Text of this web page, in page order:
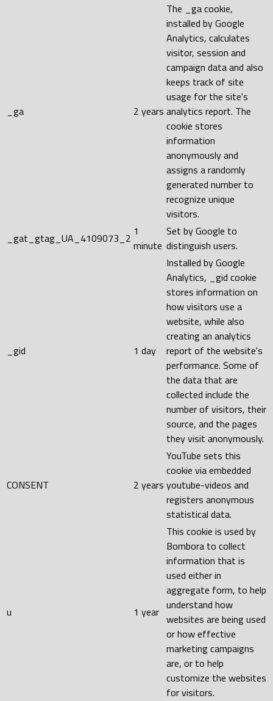
_ga 2 years
The _ga cookie,
installed by Google
Analytics, calculates
visitor, session and
campaign data and also
keeps track of site
usage for the site's
analytics report. The
cookie stores
information
anonymously and
assigns a randomly
generated number to
recognize unique
visitors.
_gat_gtag_UA_4109073_2 1
minute
Set by Google to
distinguish users.
_gid 1 day
Installed by Google
Analytics, _gid cookie
stores information on
how visitors use a
website, while also
creating an analytics
report of the website's
performance. Some of
the data that are
collected include the
number of visitors, their
source, and the pages
they visit anonymously.
CONSENT 2 years
YouTube sets this
cookie via embedded
youtube-videos and
registers anonymous
statistical data.
u 1 year
This cookie is used by
Bombora to collect
information that is
used either in
aggregate form, to help
understand how
websites are being used
or how effective
marketing campaigns
are, or to help
customize the websites
for visitors.